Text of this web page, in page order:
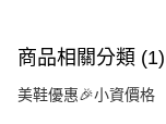
商品相關分類 (1)
美鞋優惠🎉小資價格